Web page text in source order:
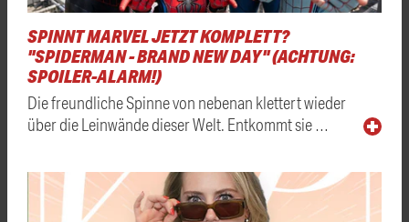
SPINNT MARVEL JETZT KOMPLETT?
"SPIDERMAN - BRAND NEW DAY" (ACHTUNG:
SPOILER-ALARM!)
Die freundliche Spinne von nebenan klettert wieder
über die Leinwände dieser Welt. Entkommt sie …